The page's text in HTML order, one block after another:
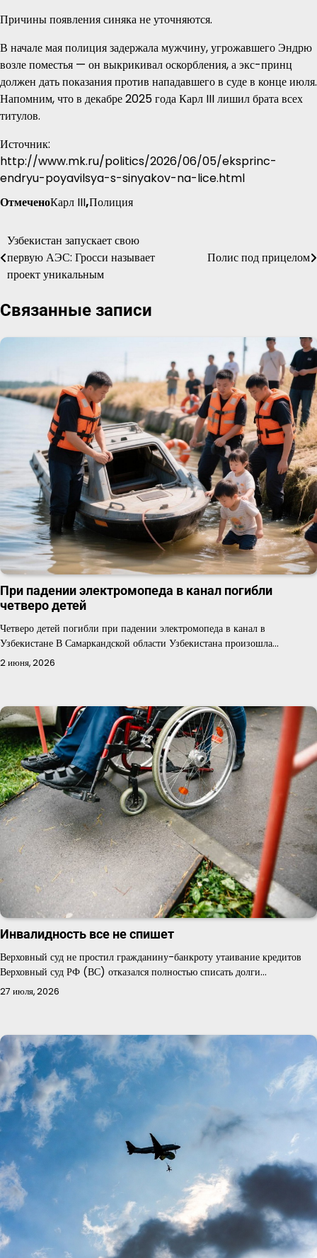
Причины появления синяка не уточняются.
В начале мая полиция задержала мужчину, угрожавшего Эндрю
возле поместья — он выкрикивал оскорбления, а экс-принц
должен дать показания против нападавшего в суде в конце июля.
Напомним, что в декабре 2025 года Карл III лишил брата всех
титулов.
Источник:
http://www.mk.ru/politics/2026/06/05/eksprinc-
endryu-poyavilsya-s-sinyakov-na-lice.html
ОтмеченоКарл III,Полиция
Навигация
по
Узбекистан запускает свою
первую АЭС: Гросси называет
проект уникальным
Полис под прицелом
Связанные записи
При падении электромопеда в канал погибли
четверо детей
Четверо детей погибли при падении электромопеда в канал в
Узбекистане В Самаркандской области Узбекистана произошла…
2 июня, 2026
Инвалидность все не спишет
Верховный суд не простил гражданину-банкроту утаивание кредитов
Верховный суд РФ (ВС) отказался полностью списать долги…
27 июля, 2026